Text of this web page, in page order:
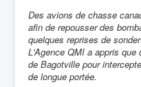
Des avions de chasse
afin de repousser des
quelques reprises de
L'Agence QMI a appris que
de Bagotville pour
de longue portée.